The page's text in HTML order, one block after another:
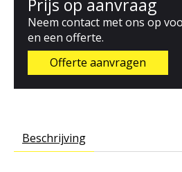
Prijs op aanvraag
Neem contact met ons op
en een offerte.
Offerte aanvragen
Beschrijving